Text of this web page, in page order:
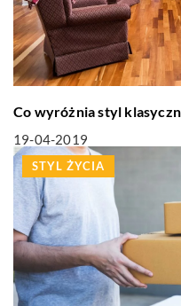
Co wyróżnia styl
19-04-2019
STYL ŻYCIA